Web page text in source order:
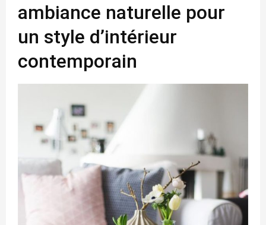
ambiance naturelle pour
un style d’intérieur
contemporain